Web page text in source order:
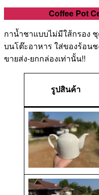
Coffee Pot
กาน้ำชาแบบไม่มีใส้กรอง
บนโต๊ะอาหาร ใส่ของร้อน
ขายส่ง-ยกกล่องเท่านั้น!!
รูปสินค้า